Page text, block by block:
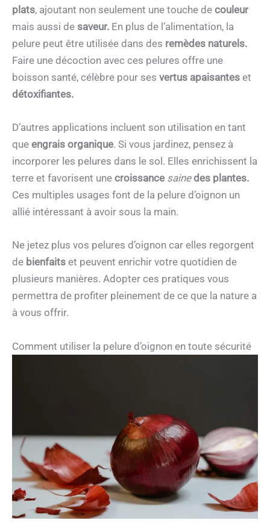
plats, ajoutant non seulement une touche de couleur
mais aussi de saveur. En plus de l’alimentation, la
pelure peut être utilisée dans des remèdes naturels.
Faire une décoction avec ces pelures offre une
boisson santé, célèbre pour ses vertus apaisantes et
détoxifiantes.
D’autres applications incluent son utilisation en tant
que engrais organique. Si vous jardinez, pensez à
incorporer les pelures dans le sol. Elles enrichissent la
terre et favorisent une croissance saine des plantes.
Ces multiples usages font de la pelure d’oignon un
allié intéressant à avoir sous la main.
Ne jetez plus vos pelures d’oignon car elles regorgent
de bienfaits et peuvent enrichir votre quotidien de
plusieurs manières. Adopter ces pratiques vous
permettra de profiter pleinement de ce que la nature a
à vous offrir.
Comment utiliser la pelure d’oignon en toute sécurité